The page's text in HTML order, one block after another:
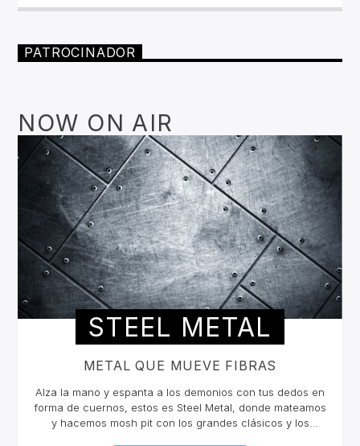
PATROCINADOR
NOW ON AIR
STEEL METAL
METAL QUE MUEVE FIBRAS
Alza la mano y espanta a los demonios con tus dedos en
forma de cuernos, estos es Steel Metal, donde mateamos
y hacemos mosh pit con los grandes clásicos y los